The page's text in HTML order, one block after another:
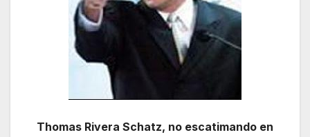
Thomas Rivera Schatz, no escatimando en